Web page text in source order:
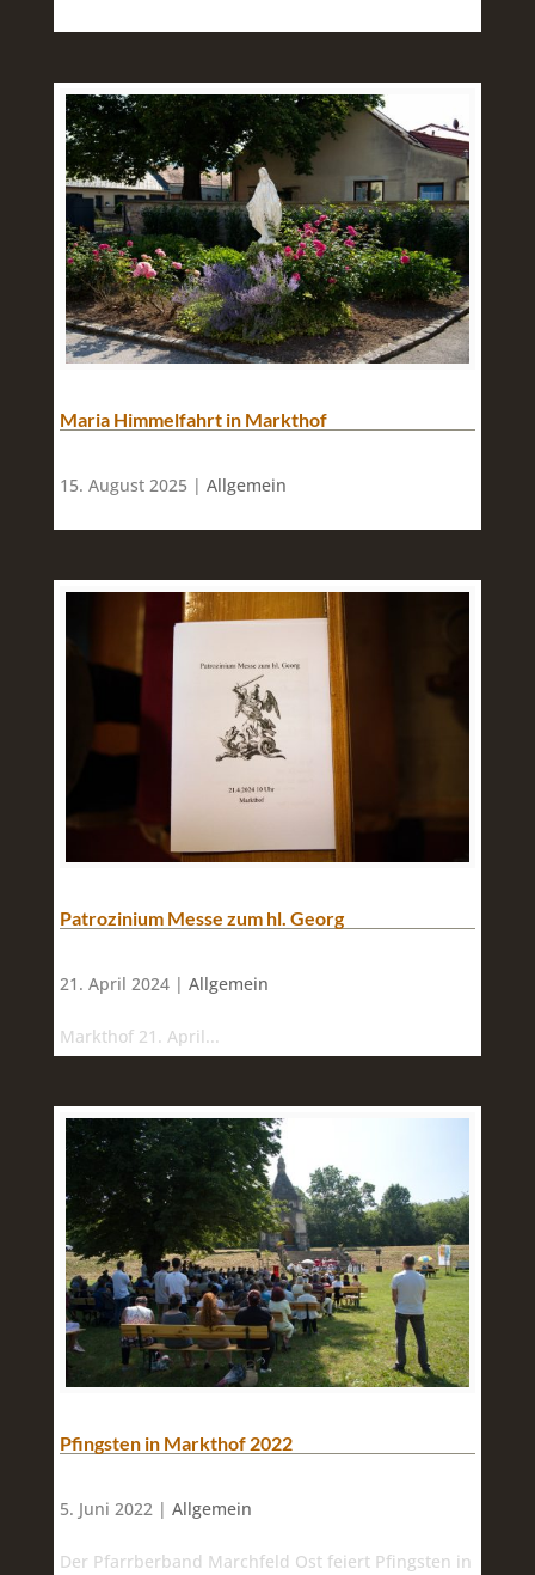
Maria Himmelfahrt in Markthof
15. August 2025 | Allgemein
Patrozinium Messe zum hl. Georg
21. April 2024 | Allgemein
Markthof 21. April...
Pfingsten in Markthof 2022
5. Juni 2022 | Allgemein
Der Pfarrberband Marchfeld Ost feiert Pfingsten in